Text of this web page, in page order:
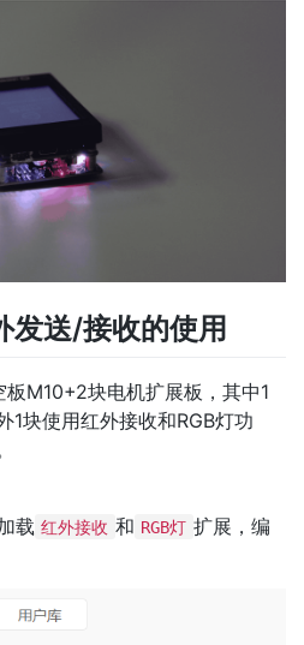
发送/接收的使用
M10+2块电机扩展板，其中1
1块使用红外接收和RGB灯功
载 红外接收 和 RGB灯 扩展，编